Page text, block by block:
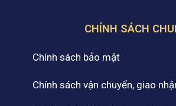
CHÍNH SÁCH
Chính sách bảo mật
Chính sách vận chuyển, giao